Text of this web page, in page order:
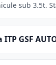
sub
GSF